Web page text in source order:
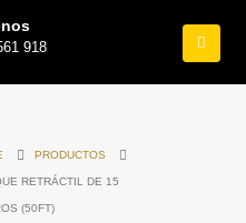
918
PRODUCTOS
RETRÁCTIL DE 15
(50FT)